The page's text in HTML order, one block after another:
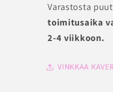
Varastosta
toimitusaika
2-4 viikkoon.
VINKKAA